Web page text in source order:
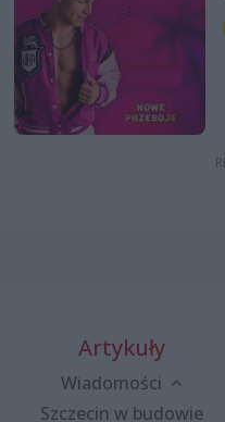
Artykuły
Wiadomości
Szczecin w budowie